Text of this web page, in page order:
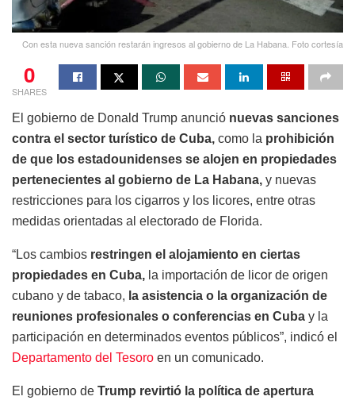
Con esta nueva sanción restarán ingresos al gobierno de La Habana. Foto cortesía
0
SHARES
El gobierno de Donald Trump anunció nuevas sanciones
contra el sector turístico de Cuba, como la prohibición
de que los estadounidenses se alojen en propiedades
pertenecientes al gobierno de La Habana, y nuevas
restricciones para los cigarros y los licores, entre otras
medidas orientadas al electorado de Florida.
“Los cambios restringen el alojamiento en ciertas
propiedades en Cuba, la importación de licor de origen
cubano y de tabaco, la asistencia o la organización de
reuniones profesionales o conferencias en Cuba y la
participación en determinados eventos públicos”, indicó el
Departamento del Tesoro en un comunicado.
El gobierno de Trump revirtió la política de apertura